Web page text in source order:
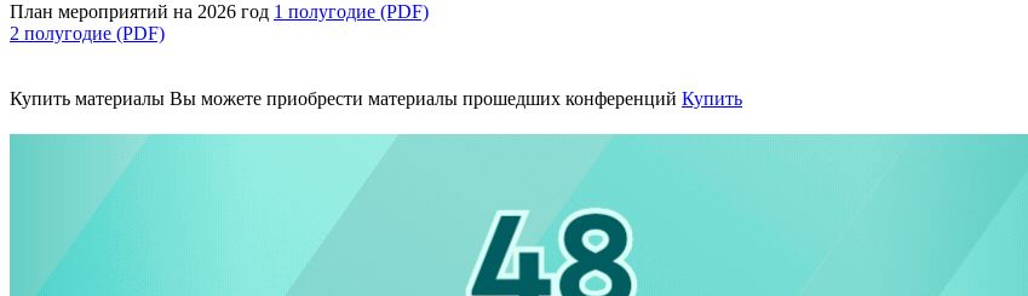
План мероприятий на 2026 год 1 полугодие (PDF)
2 полугодие (PDF)
Купить материалы Вы можете приобрести материалы прошедших конференций Купить